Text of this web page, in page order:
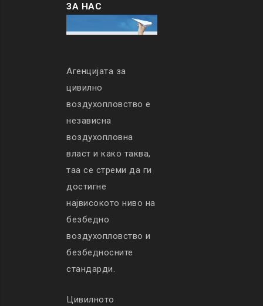
ЗА НАС
Агенцијата за
цивилно
воздухопловство е
независна
воздухопловна
власт и како таква,
таа се стреми да ги
достигне
највисокото ниво на
безбедно
воздухопловство и
безбедносните
стандарди.
Цивилното